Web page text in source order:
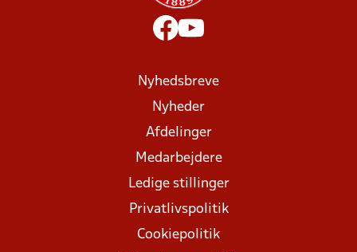
Nyhedsbreve
Nyheder
Afdelinger
Medarbejdere
Ledige stillinger
Privatlivspolitik
Cookiepolitik